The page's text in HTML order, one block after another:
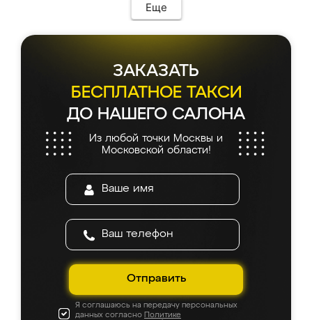
Еще
ЗАКАЗАТЬ
БЕСПЛАТНОЕ ТАКСИ
ДО НАШЕГО САЛОНА
Из любой точки Москвы и
Московской области!
Отправить
Я соглашаюсь на передачу персональных
данных согласно Политике